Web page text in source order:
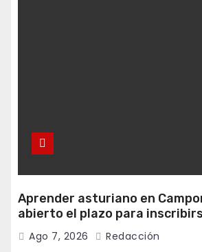
Aprender asturiano en
abierto el plazo para
programa Falamos
Ago 7, 2026 Redacción